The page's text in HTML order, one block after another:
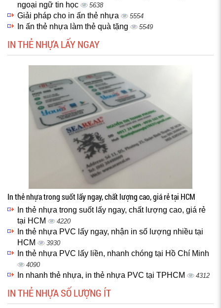
ngoại ngữ tin học
5638
Giải pháp cho in ấn thẻ nhựa 5554
In ấn thẻ nhựa làm thẻ quà tặng 5549
IN THẺ NHỰA LẤY NGAY
In thẻ nhựa trong suốt lấy ngay, chất lượng cao, giá rẻ tại HCM
In thẻ nhựa trong suốt lấy ngay, chất lượng cao, giá rẻ
tại HCM
4220
In thẻ nhựa PVC lấy ngay, nhận in số lượng nhiều tại
HCM
3930
In thẻ nhựa PVC lấy liền, nhanh chóng tại Hồ Chí Minh
4090
In nhanh thẻ nhựa, in thẻ nhựa PVC tại TPHCM 4312
IN THẺ NHỰA SỐ LƯỢNG ÍT